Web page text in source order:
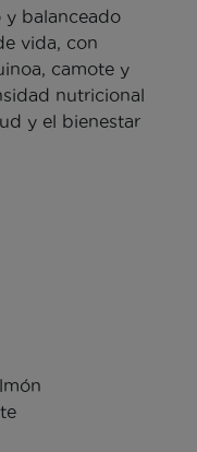
balanceado
vida, con
camote y
nutricional
y el bienestar